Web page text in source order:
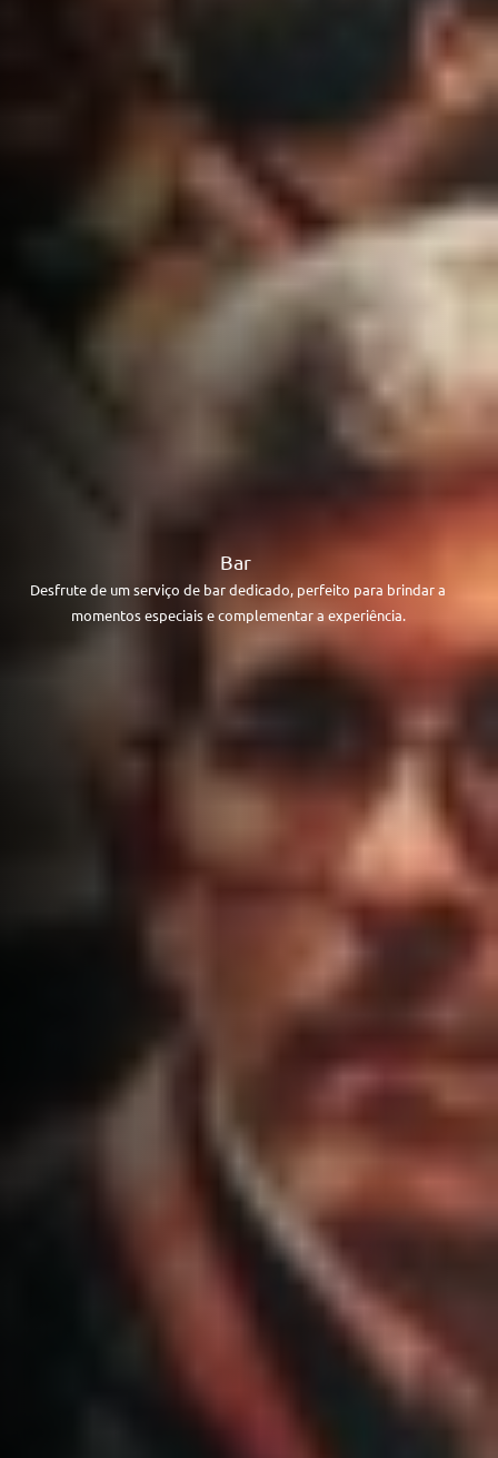
Bar
Desfrute de um serviço de bar dedicado, perfeito para brindar a
momentos especiais e complementar a experiência.